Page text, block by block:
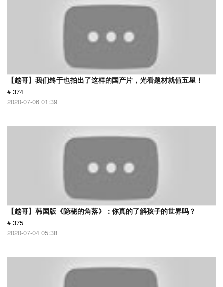
【越哥】我们终于也拍出了这样的国产片，光看题材就值五星！
# 374
2020-07-06 01:39
【越哥】韩国版《隐秘的角落》：你真的了解孩子的世界吗？
# 375
2020-07-04 05:38